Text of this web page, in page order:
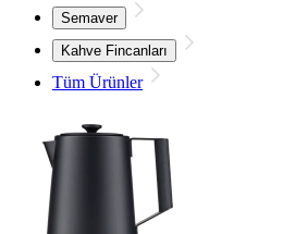
Semaver
Kahve Fincanları
Tüm Ürünler